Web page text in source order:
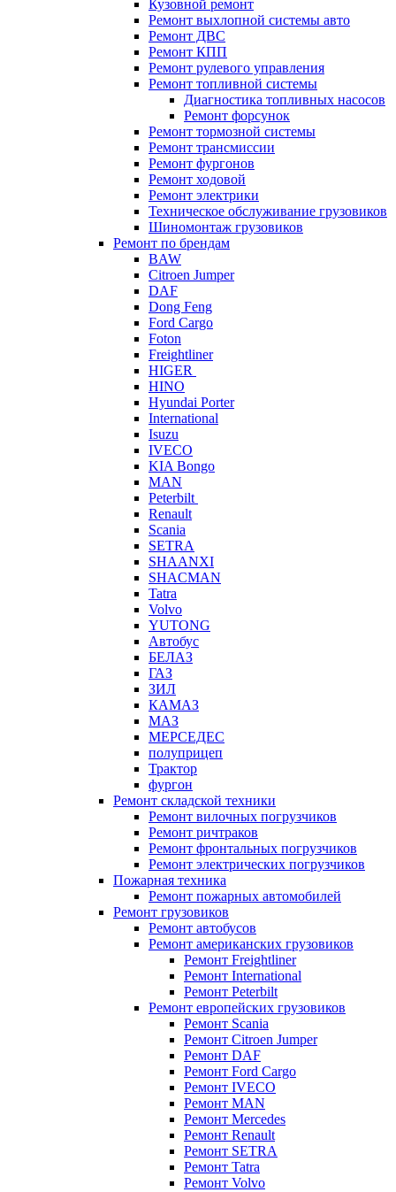
Кузовной ремонт
Ремонт выхлопной системы авто
Ремонт ДВС
Ремонт КПП
Ремонт рулевого управления
Ремонт топливной системы
Диагностика топливных насосов
Ремонт форсунок
Ремонт тормозной системы
Ремонт трансмиссии
Ремонт фургонов
Ремонт ходовой
Ремонт электрики
Техническое обслуживание грузовиков
Шиномонтаж грузовиков
Ремонт по брендам
BAW
Citroen Jumper
DAF
Dong Feng
Ford Cargo
Foton
Freightliner
HIGER
HINO
Hyundai Porter
International
Isuzu
IVECO
KIA Bongo
MAN
Peterbilt
Renault
Scania
SETRA
SHAANXI
SHACMAN
Tatra
Volvo
YUTONG
Автобус
БЕЛАЗ
ГАЗ
ЗИЛ
КАМАЗ
МАЗ
МЕРСЕДЕС
полуприцеп
Трактор
фургон
Ремонт складской техники
Ремонт вилочных погрузчиков
Ремонт ричтраков
Ремонт фронтальных погрузчиков
Ремонт электрических погрузчиков
Пожарная техника
Ремонт пожарных автомобилей
Ремонт грузовиков
Ремонт автобусов
Ремонт американских грузовиков
Ремонт Freightliner
Ремонт International
Ремонт Peterbilt
Ремонт европейских грузовиков
Ремонт Scania
Ремонт Citroen Jumper
Ремонт DAF
Ремонт Ford Cargo
Ремонт IVECO
Ремонт MAN
Ремонт Mercedes
Ремонт Renault
Ремонт SETRA
Ремонт Tatra
Ремонт Volvo